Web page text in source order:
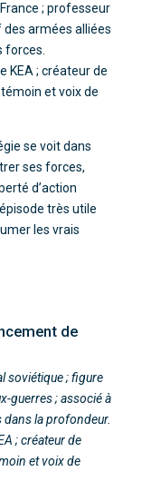
; professeur
des armées alliées
forces.
KEA ; créateur de
témoin et voix de
se voit dans
ses forces,
d’action
très utile
les vrais
de
soviétique ; figure
guerres ; associé à
dans la profondeur.
; créateur de
et voix de